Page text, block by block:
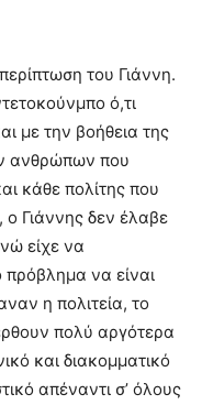
του Γιάννη.
ό,τι
με την βοήθεια της
ανθρώπων που
κάθε πολίτης που
ο Γιάννης δεν έλαβε
είχε να
πρόβλημα να είναι
η πολιτεία, το
πολύ αργότερα
και διακομματικό
απέναντι σ’ όλους